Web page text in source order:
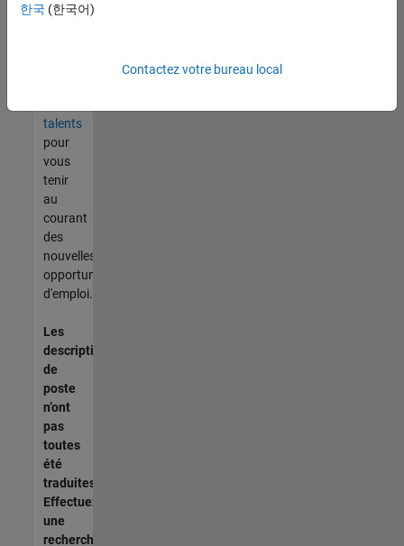
à vos
talents
pour
vous
tenir
au
courant
des
nouvelles
opportunités
d'emploi.
Les
descriptions
de
poste
n’ont
pas
toutes
été
traduites.
Effectuez
une
recherche
한국 (한국어)
Contactez votre bureau local